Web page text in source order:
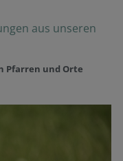
n aus unseren
Pfarren und Orte